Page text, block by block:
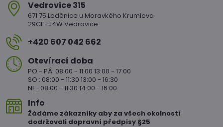
Vedrovice 315
671 75 Loděnice u Moravkého Krumlova
29CF+J4W Vedrovice
+420 607 042 662
Otevírací doba
PO - PÁ: 08:00 - 11:00 13:00 - 17:00
SO : 08:00 - 11:30 13:00 - 16:30
NE : 08:00 - 11:30 14:00 - 16:00
Info
Žádáme zákazníky aby za všech okolností
dodržovali dopravní předpisy §25